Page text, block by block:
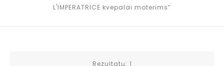
L'IMPERATRICE kvepalai moterims”
Rezultatų: 1